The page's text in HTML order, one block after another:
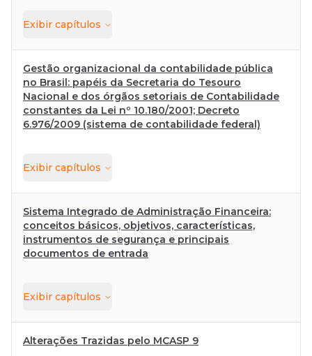
Exibir capítulos
Gestão organizacional da contabilidade pública
no Brasil: papéis da Secretaria do Tesouro
Nacional e dos órgãos setoriais de Contabilidade
constantes da Lei nº 10.180/2001; Decreto
6.976/2009 (sistema de contabilidade federal)
Exibir capítulos
Sistema Integrado de Administração Financeira:
conceitos básicos, objetivos, características,
instrumentos de segurança e principais
documentos de entrada
Exibir capítulos
Alterações Trazidas pelo MCASP 9